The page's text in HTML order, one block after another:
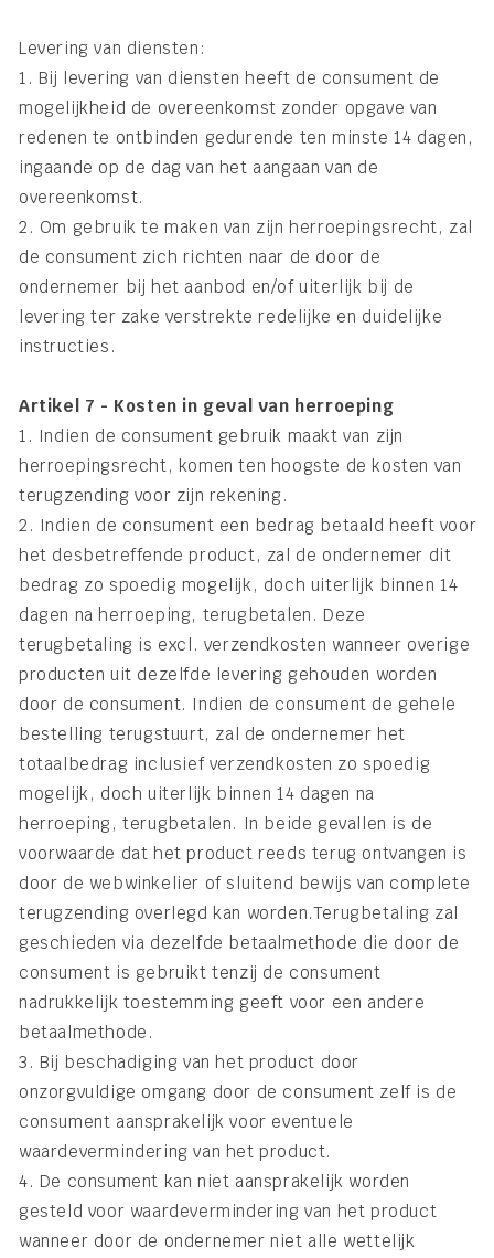
Levering van diensten:
1. Bij levering van diensten heeft de consument de
mogelijkheid de overeenkomst zonder opgave van
redenen te ontbinden gedurende ten minste 14 dagen,
ingaande op de dag van het aangaan van de
overeenkomst.
2. Om gebruik te maken van zijn herroepingsrecht, zal
de consument zich richten naar de door de
ondernemer bij het aanbod en/of uiterlijk bij de
levering ter zake verstrekte redelijke en duidelijke
instructies.
Artikel 7 - Kosten in geval van herroeping
1. Indien de consument gebruik maakt van zijn
herroepingsrecht, komen ten hoogste de kosten van
terugzending voor zijn rekening.
2. Indien de consument een bedrag betaald heeft voor
het desbetreffende product, zal de ondernemer dit
bedrag zo spoedig mogelijk, doch uiterlijk binnen 14
dagen na herroeping, terugbetalen. Deze
terugbetaling is excl. verzendkosten wanneer overige
producten uit dezelfde levering gehouden worden
door de consument. Indien de consument de gehele
bestelling terugstuurt, zal de ondernemer het
totaalbedrag inclusief verzendkosten zo spoedig
mogelijk, doch uiterlijk binnen 14 dagen na
herroeping, terugbetalen. In beide gevallen is de
voorwaarde dat het product reeds terug ontvangen is
door de webwinkelier of sluitend bewijs van complete
terugzending overlegd kan worden.Terugbetaling zal
geschieden via dezelfde betaalmethode die door de
consument is gebruikt tenzij de consument
nadrukkelijk toestemming geeft voor een andere
betaalmethode.
3. Bij beschadiging van het product door
onzorgvuldige omgang door de consument zelf is de
consument aansprakelijk voor eventuele
waardevermindering van het product.
4. De consument kan niet aansprakelijk worden
gesteld voor waardevermindering van het product
wanneer door de ondernemer niet alle wettelijk